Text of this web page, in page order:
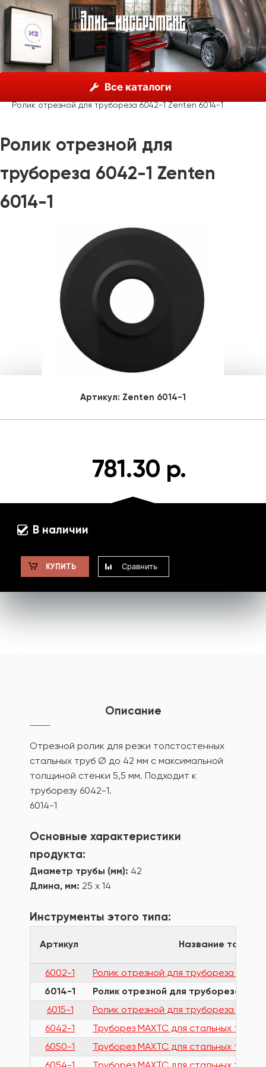
Все каталоги
Zenten, Испания
Труборезы для стальных труб
Ролик отрезной для трубореза 6042-1 Zenten 6014-1
Ролик отрезной для
трубореза 6042-1 Zenten
6014-1
Артикул: Zenten 6014-1
781.30 р.
В наличии
КУПИТЬ Сравнить
Описание
Отрезной ролик для резки толстостенных
стальных труб Ø до 42 мм с максимальной
толщиной стенки 5,5 мм. Подходит к
труборезу 6042-1.
6014-1
Основные характеристики
продукта:
Диаметр трубы (мм): 42
Длина, мм: 25 х 14
Инструменты этого типа:
Артикул Название товара
6002-1
Ролик отрезной для трубореза 6050-
6014-1
Ролик отрезной для трубореза
6015-1
Ролик отрезной для трубореза 6054-
6042-1
Труборез MAXTC для стальных труб
6050-1
Труборез MAXTC для стальных труб